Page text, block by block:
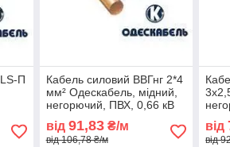
П
Кабель силовий ВВГнг 2*4
мм² Одескабель, мідний,
негорючий, ПВХ, 0,66 кВ
від 91,83₴/м
від 106,78 ₴/м
від
від